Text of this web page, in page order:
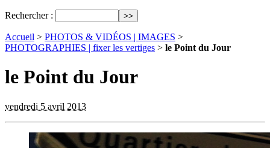
Rechercher :
Accueil > PHOTOS & VIDÉOS | IMAGES >
PHOTOGRAPHIES | fixer les vertiges > le Point du Jour
le Point du Jour
vendredi 5 avril 2013